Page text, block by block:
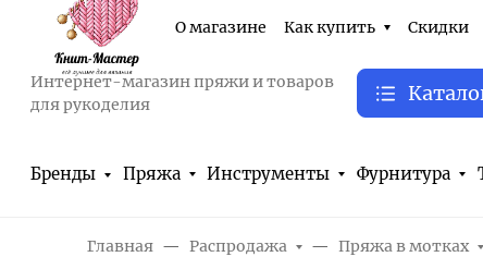
О магазине Как купить Скидки
Интернет-магазин пряжи и товаров
для рукоделия
Бренды Пряжа Инструменты Фурнитура
Главная Распродажа Пряжа в мотках